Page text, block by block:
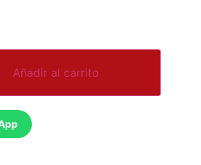
Añadir al carrito